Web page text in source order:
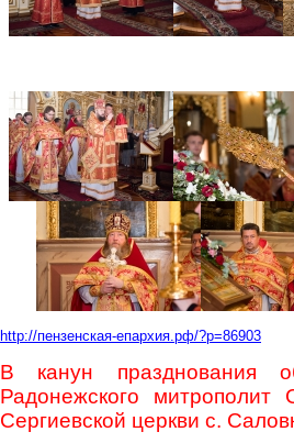
http://пензенская-епархия.рф/?p=86903
В канун празднования
Радонежского
Сергиевской церкви с.